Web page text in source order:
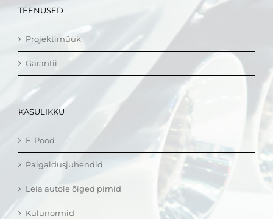
TEENUSED
Projektimüük
Garantii
KASULIKKU
E-Pood
Paigaldusjuhendid
Leia autole õiged pirnid
Kulunormid